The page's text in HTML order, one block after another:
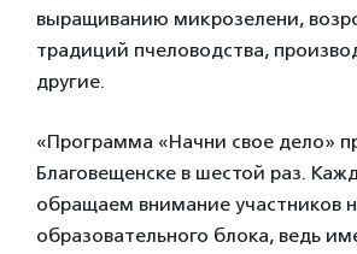
выращиванию микрозелени,
традиций пчеловодства,
другие.
«Программа «Начни свое дело»
Благовещенске в шестой раз.
обращаем внимание участников
образовательного блока, ведь